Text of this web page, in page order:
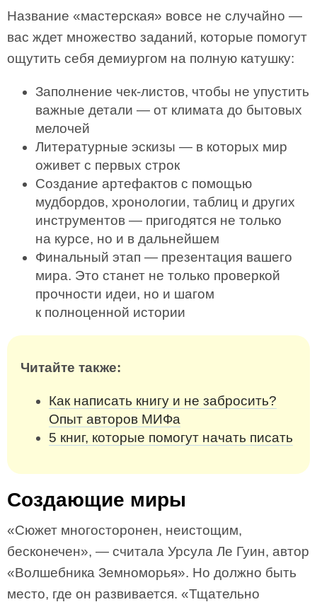
Название «мастерская» вовсе не случайно —
вас ждет множество заданий, которые помогут
ощутить себя демиургом на полную катушку:
Заполнение чек-листов, чтобы не упустить
важные детали — от климата до бытовых
мелочей
Литературные эскизы — в которых мир
оживет с первых строк
Создание артефактов с помощью
мудбордов, хронологии, таблиц и других
инструментов — пригодятся не только
на курсе, но и в дальнейшем
Финальный этап — презентация вашего
мира. Это станет не только проверкой
прочности идеи, но и шагом
к полноценной истории
Читайте также:
Как написать книгу и не забросить?
Опыт авторов МИФа
5 книг, которые помогут начать писать
Создающие миры
«Cюжет многосторонен, неистощим,
бесконечен», — считала Урсула Ле Гуин, автор
«Волшебника Земноморья». Но должно быть
место, где он развивается. «Тщательно